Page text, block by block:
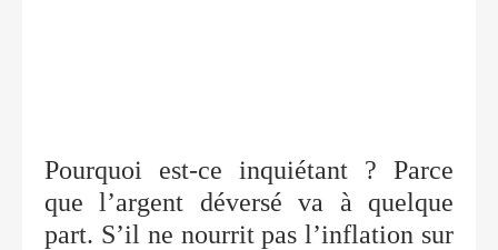
Pourquoi est-ce inquiétant ? Parce
que l’argent déversé va à quelque
part. S’il ne nourrit pas l’inflation sur